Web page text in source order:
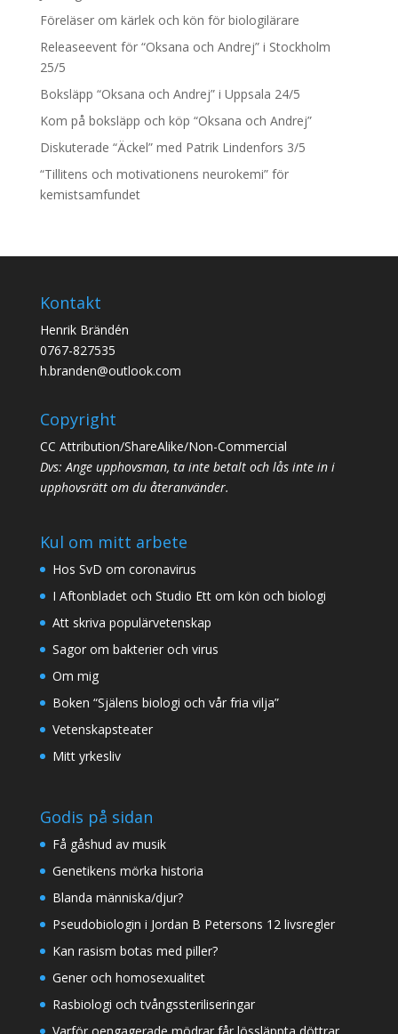
Föreläser om kärlek och kön för biologilärare
Releaseevent för “Oksana och Andrej” i Stockholm
25/5
Boksläpp “Oksana och Andrej” i Uppsala 24/5
Kom på boksläpp och köp “Oksana och Andrej”
Diskuterade “Äckel” med Patrik Lindenfors 3/5
“Tillitens och motivationens neurokemi” för
kemistsamfundet
Kontakt
Henrik Brändén
0767-827535
h.branden@outlook.com
Copyright
CC Attribution/ShareAlike/Non-Commercial
Dvs: Ange upphovsman, ta inte betalt och lås inte in i
upphovsrätt om du återanvänder.
Kul om mitt arbete
Hos SvD om coronavirus
I Aftonbladet och Studio Ett om kön och biologi
Att skriva populärvetenskap
Sagor om bakterier och virus
Om mig
Boken “Själens biologi och vår fria vilja”
Vetenskapsteater
Mitt yrkesliv
Godis på sidan
Få gåshud av musik
Genetikens mörka historia
Blanda människa/djur?
Pseudobiologin i Jordan B Petersons 12 livsregler
Kan rasism botas med piller?
Gener och homosexualitet
Rasbiologi och tvångssteriliseringar